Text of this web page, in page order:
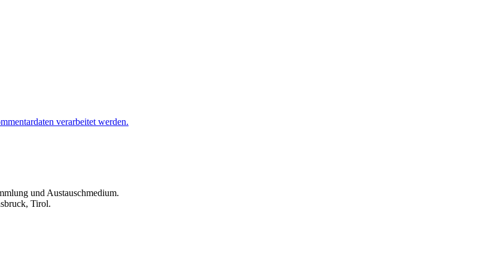
verarbeitet werden.
und Austauschmedium.
Tirol.